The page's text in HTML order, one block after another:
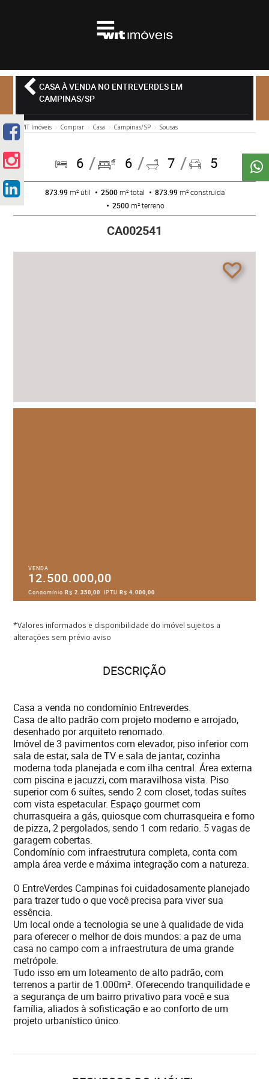
CASA À VENDA NO ENTREVERDES EM
CAMPINAS/SP
WIT Imóveis Comprar Casa Campinas/SP Sousas
6 6 7 5
873.99 m² útil 2500m² total 873.99 m² construída
2500m² terreno
CA002541
VENDA
12.500.000,00
CondomínioR$ 2.350,00 IPTUR$ 4.000,00
*Valores informados e disponibilidade do imóvel sujeitos a
alterações sem prévio aviso
DESCRIÇÃO
Casa a venda no condomínio Entreverdes.
Casa de alto padrão com projeto moderno e arrojado,
desenhado por arquiteto renomado.
Imóvel de 3 pavimentos com elevador, piso inferior com
sala de estar, sala de TV e sala de jantar, cozinha
moderna toda planejada e com ilha central. Área externa
com piscina e jacuzzi, com maravilhosa vista. Piso
superior com 6 suítes, sendo 2 com closet, todas suítes
com vista espetacular. Espaço gourmet com
churrasqueira a gás, quiosque com churrasqueira e forno
de pizza, 2 pergolados, sendo 1 com redario. 5 vagas de
garagem cobertas.
Condomínio com infraestrutura completa, conta com
ampla área verde e máxima integração com a natureza.
O EntreVerdes Campinas foi cuidadosamente planejado
para trazer tudo o que você precisa para viver sua
essência.
Um local onde a tecnologia se une à qualidade de vida
para oferecer o melhor de dois mundos: a paz de uma
casa no campo com a infraestrutura de uma grande
metrópole.
Tudo isso em um loteamento de alto padrão, com
terrenos a partir de 1.000m². Oferecendo tranquilidade e
a segurança de um bairro privativo para você e sua
família, aliados à sofisticação e ao conforto de um